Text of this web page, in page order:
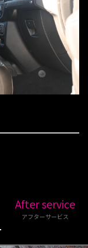
After service
アフターサービス